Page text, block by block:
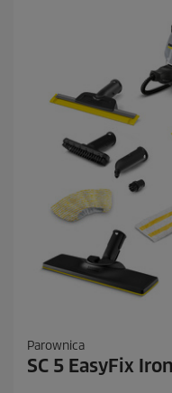
Parownica
SC 5 EasyFix